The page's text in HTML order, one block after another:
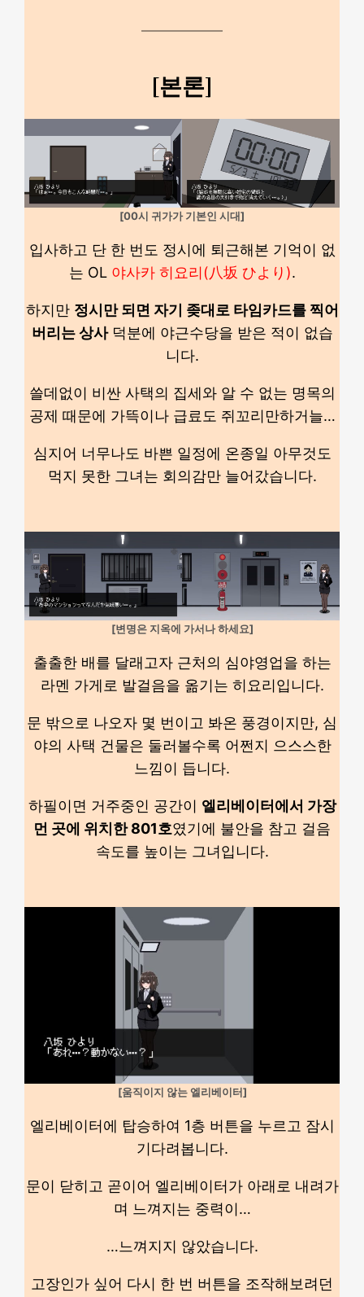
[본론]
[00시 귀가가 기본인 시대]
입사하고 단 한 번도 정시에 퇴근해본 기억이 없
는 OL 야사카 히요리(八坂 ひより).
하지만 정시만 되면 자기 좆대로 타임카드를 찍어
버리는 상사덕분에 야근수당을 받은 적이 없습
니다.
쓸데없이 비싼 사택의 집세와 알 수 없는 명목의
공제 때문에 가뜩이나 급료도 쥐꼬리만하거늘…
심지어 너무나도 바쁜 일정에 온종일 아무것도
먹지 못한 그녀는 회의감만 늘어갔습니다.
[변명은 지옥에 가서나 하세요]
출출한 배를 달래고자 근처의 심야영업을 하는
라멘 가게로 발걸음을 옮기는 히요리입니다.
문 밖으로 나오자 몇 번이고 봐온 풍경이지만, 심
야의 사택 건물은 둘러볼수록 어쩐지 으스스한
느낌이 듭니다.
하필이면 거주중인 공간이 엘리베이터에서 가장
먼 곳에 위치한 801호였기에 불안을 참고 걸음
속도를 높이는 그녀입니다.
[움직이지 않는 엘리베이터]
엘리베이터에 탑승하여 1층 버튼을 누르고 잠시
기다려봅니다.
문이 닫히고 곧이어 엘리베이터가 아래로 내려가
며 느껴지는 중력이…
…느껴지지 않았습니다.
고장인가 싶어 다시 한 번 버튼을 조작해보려던